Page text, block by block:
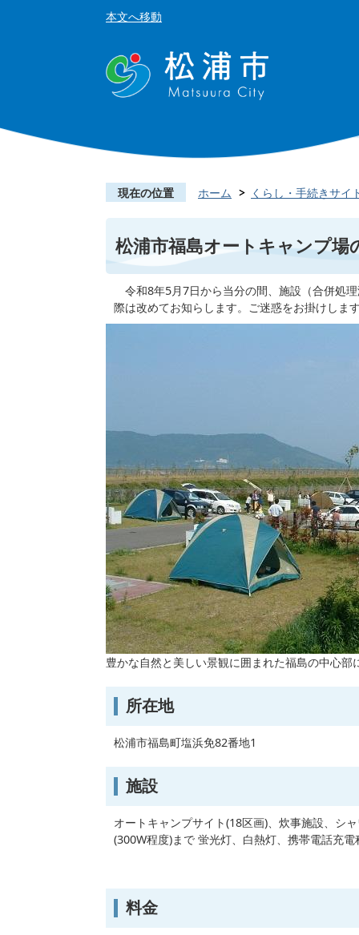
本文へ移動
現在の位置 ホーム くらし・手続きサイ
松浦市福島オートキャンプ場
令和8年5月7日から当分の間、施設（合併処
際は改めてお知らします。ご迷惑をお掛けしま
豊かな自然と美しい景観に囲まれた福島の中心部
所在地
松浦市福島町塩浜免82番地1
施設
オートキャンプサイト(18区画)、炊事施設、シ
(300W程度)まで 蛍光灯、白熱灯、携帯電話充電
料金